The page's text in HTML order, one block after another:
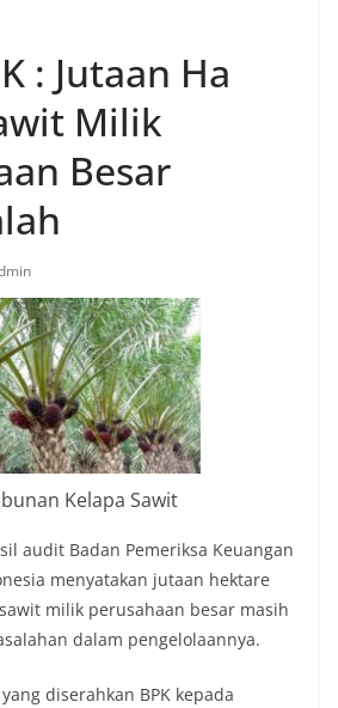
: Jutaan Ha
Milik
Besar
Kelapa Sawit
audit Badan Pemeriksa Keuangan
menyatakan jutaan hektare
milik perusahaan besar masih
dalam pengelolaannya.
diserahkan BPK kepada